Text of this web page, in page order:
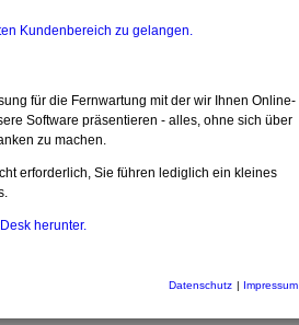
Kundenbereich zu gelangen.
für die Fernwartung mit der wir Ihnen Online-
Software präsentieren - alles, ohne sich über
zu machen.
erforderlich, Sie führen lediglich ein kleines
herunter.
Datenschutz | Impressum